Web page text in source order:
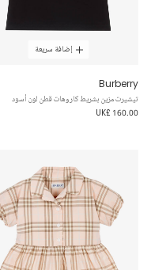
إضافة سريعة
Burberry
تيشيرت مزين بشريط كاروهات قطن لون أسود
UK£ 160.00